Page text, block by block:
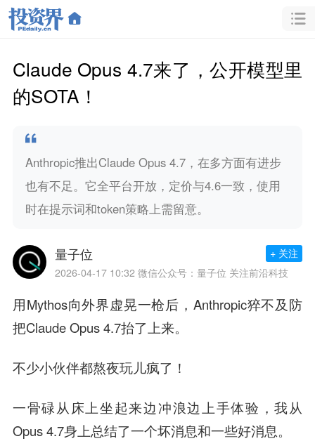
Claude Opus 4.7来了，公开模型里
的SOTA！
Anthropic推出Claude Opus 4.7，在多方面有进步
也有不足。它全平台开放，定价与4.6一致，使用
时在提示词和token策略上需留意。
量子位
2026-04-17 10:32 微信公众号：量子位 关注前沿科技
+ 关注
用Mythos向外界虚晃一枪后，Anthropic猝不及防
把Claude Opus 4.7抬了上来。
不少小伙伴都熬夜玩儿疯了！
一骨碌从床上坐起来边冲浪边上手体验，我从
Opus 4.7身上总结了一个坏消息和一些好消息。